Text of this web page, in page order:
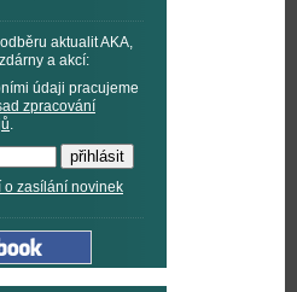
aktualit AKA,
a akcí:
údaji pracujeme
zpracování
.
o zasílání novinek